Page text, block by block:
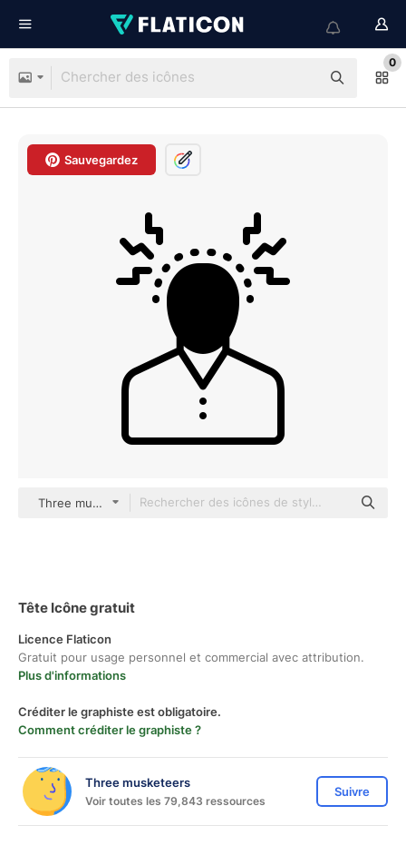
0
Sauvegardez
Three musketeers Others
Tête Icône gratuit
Licence Flaticon
Gratuit pour usage personnel et commercial avec attribution.
Plus d'informations
Créditer le graphiste est obligatoire.
Comment créditer le graphiste ?
Three musketeers
Voir toutes les 79,843 ressources
Suivre